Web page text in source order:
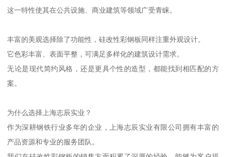
这一特性使其在公共设施、商业建筑等领域广受青睐。
丰富的美观选择除了功能性，硅改性彩钢板同样注重外观设计。
它色彩丰富、表面平整，可满足多样化的建筑设计需求。
无论是现代简约风格，还是更具个性的造型，都能找到相匹配的方
案。
为什么选择上海志辰实业？
作为深耕钢铁行业多年的企业，上海志辰实业有限公司拥有丰富的
产品资源和专业的服务团队。